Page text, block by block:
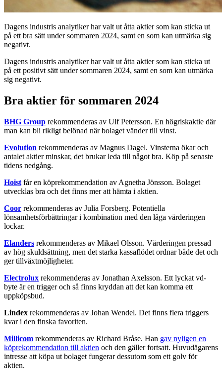
Dagens industris analytiker har valt ut åtta aktier som kan sticka ut
på ett bra sätt under sommaren 2024, samt en som kan utmärka sig
negativt.
Dagens industris analytiker har valt ut åtta aktier som kan sticka ut
på ett positivt sätt under sommaren 2024, samt en som kan utmärka
sig negativt.
Bra aktier för sommaren 2024
BHG Group rekommenderas av Ulf Petersson. En högriskaktie där
man kan bli rikligt belönad när bolaget vänder till vinst.
Evolution rekommenderas av Magnus Dagel. Vinsterna ökar och
antalet aktier minskar, det brukar leda till något bra. Köp på senaste
tidens nedgång.
Hoist får en köprekommendation av Agnetha Jönsson. Bolaget
utvecklas bra och det finns mer att hämta i aktien.
Coor rekommenderas av Julia Forsberg. Potentiella
lönsamhetsförbättringar i kombination med den låga värderingen
lockar.
Elanders rekommenderas av Mikael Olsson. Värderingen pressad
av hög skuldsättning, men det starka kassaflödet ordnar både det och
ger tillväxtmöjligheter.
Electrolux rekommenderas av Jonathan Axelsson. Ett lyckat vd-
byte är en trigger och så finns kryddan att det kan komma ett
uppköpsbud.
Lindex rekommenderas av Johan Wendel. Det finns flera triggers
kvar i den finska favoriten.
Millicom rekommenderas av Richard Bråse. Han gav nyligen en
köprekommendation till aktien och den gäller fortsatt. Huvudägarens
intresse att köpa ut bolaget fungerar dessutom som ett golv för
aktien.